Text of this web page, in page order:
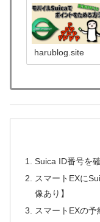
harublog.site
Suica ID番号を
スマートEXに
像あり】
スマートEXの予